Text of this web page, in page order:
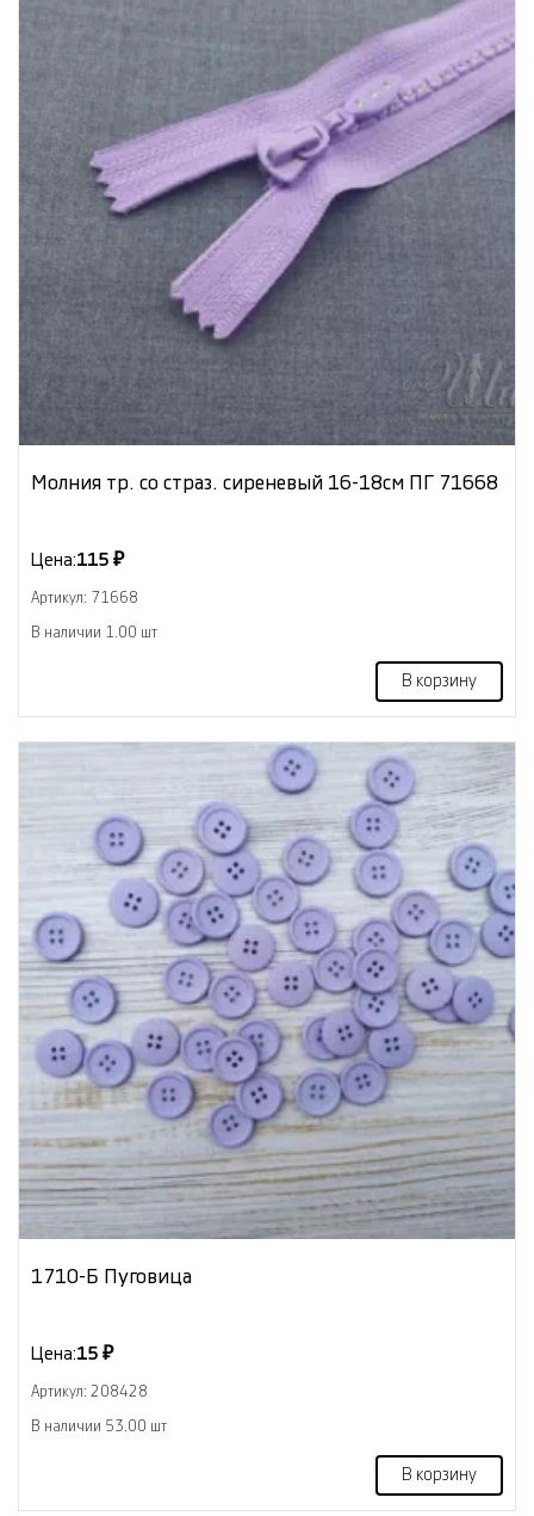
Молния тр. со страз. сиреневый 16-18см ПГ 71668
Цена:115 ₽
Артикул: 71668
В наличии 1.00 шт
В корзину
1710-Б Пуговица
Цена:15 ₽
Артикул: 208428
В наличии 53.00 шт
В корзину